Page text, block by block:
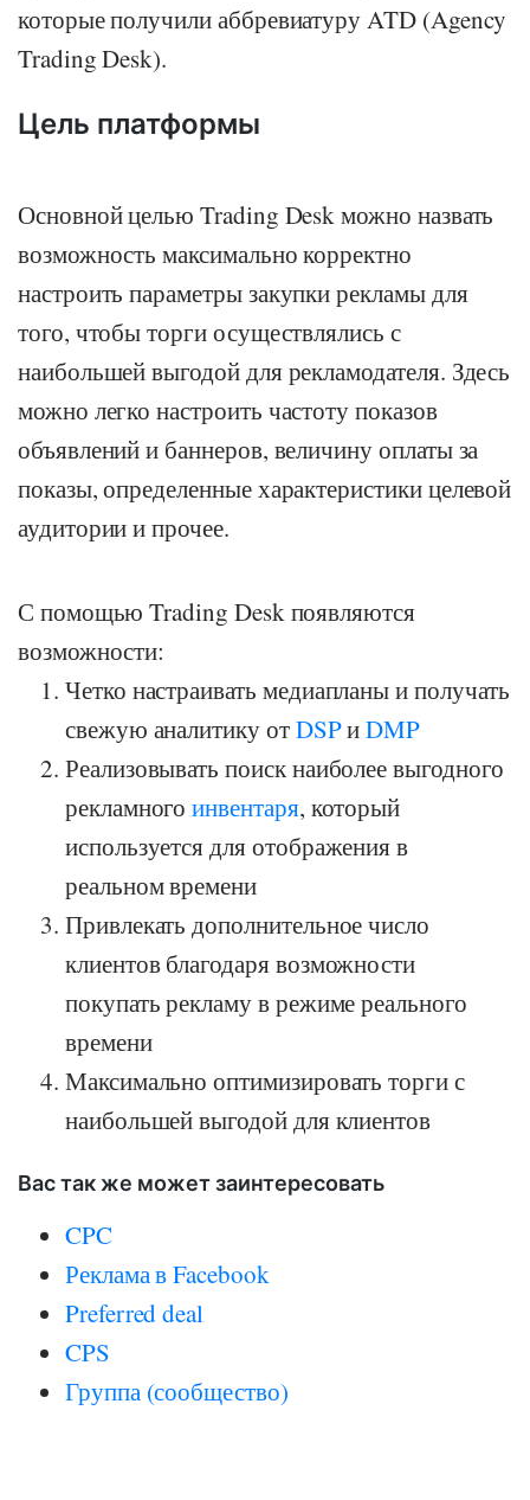
которые получили аббревиатуру ATD (Agency
Trading Desk).
Цель платформы
Основной целью Trading Desk можно назвать
возможность максимально корректно
настроить параметры закупки рекламы для
того, чтобы торги осуществлялись с
наибольшей выгодой для рекламодателя. Здесь
можно легко настроить частоту показов
объявлений и баннеров, величину оплаты за
показы, определенные характеристики целевой
аудитории и прочее.
С помощью Trading Desk появляются
возможности:
Четко настраивать медиапланы и получать
свежую аналитику отDSPиDMP
Реализовывать поиск наиболее выгодного
рекламногоинвентаря, который
используется для отображения в
реальном времени
Привлекать дополнительное число
клиентов благодаря возможности
покупать рекламу в режиме реального
времени
Максимально оптимизировать торги с
наибольшей выгодой для клиентов
Вас так же может заинтересовать
CPC
Реклама в Facebook
Preferred deal
CPS
Группа (сообщество)